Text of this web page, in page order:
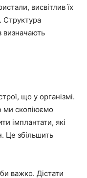
висвітлив їх
Структура
визначають
що у організмі.
ми скопіюємо
імплантати, які
Це збільшить
важко. Дістати